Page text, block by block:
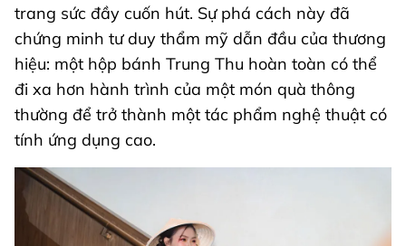
trang sức đầy cuốn hút. Sự phá cách này đã
chứng minh tư duy thẩm mỹ dẫn đầu của thương
hiệu: một hộp bánh Trung Thu hoàn toàn có thể
đi xa hơn hành trình của một món quà thông
thường để trở thành một tác phẩm nghệ thuật có
tính ứng dụng cao.